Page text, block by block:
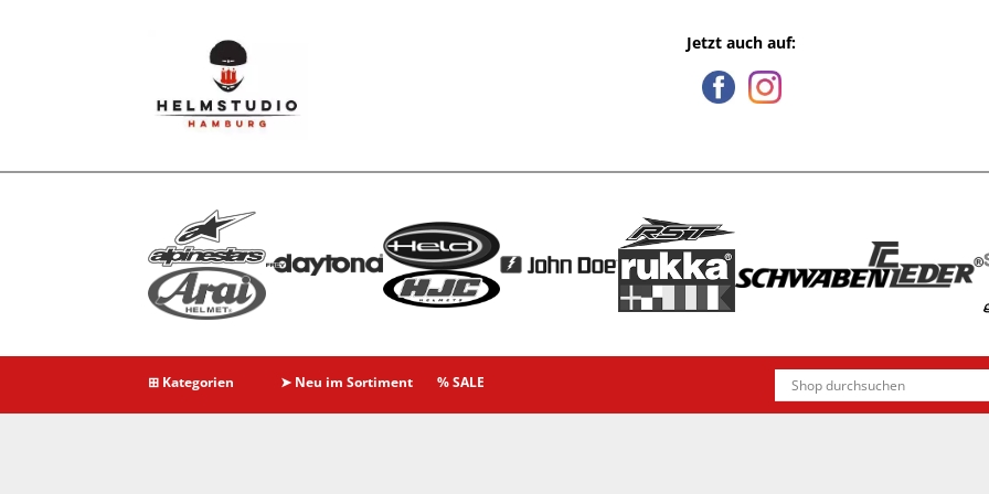
Jetzt auch auf:
⊞ Kategorien ➤ Neu im Sortiment % SALE